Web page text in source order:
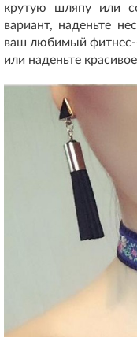
крутую шляпу или
вариант, наденьте
ваш любимый фитнес-
или наденьте